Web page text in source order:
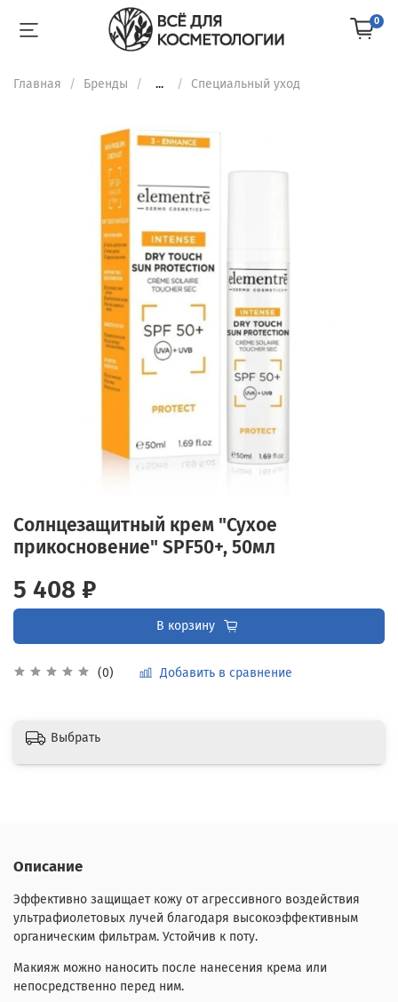
0
Главная Бренды ... Специальный уход
Солнцезащитный крем "Сухое
прикосновение" SPF50+, 50мл
(0) Добавить в сравнение
5 408 ₽
В корзину
Выбрать
Описание
Эффективно защищает кожу от агрессивного воздействия
ультрафиолетовых лучей благодаря высокоэффективным
органическим фильтрам. Устойчив к поту.
Макияж можно наносить после нанесения крема или
непосредственно перед ним.